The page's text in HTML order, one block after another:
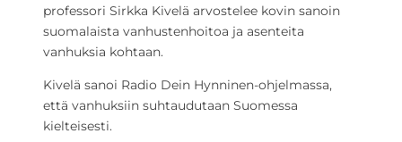
professori Sirkka Kivelä arvostelee kovin sanoin
suomalaista vanhustenhoitoa ja asenteita
vanhuksia kohtaan.
Kivelä sanoi Radio Dein Hynninen-ohjelmassa,
että vanhuksiin suhtaudutaan Suomessa
kielteisesti.